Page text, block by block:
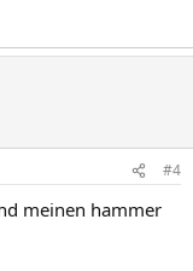
#4
meinen hammer